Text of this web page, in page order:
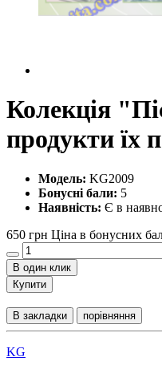
Колекція
продукти їх
Модель: KG2009
Бонусні бали: 5
Наявність: Є в
650 грн Ціна в бонусних
В один клик
Купити
В закладки порівняння
KG